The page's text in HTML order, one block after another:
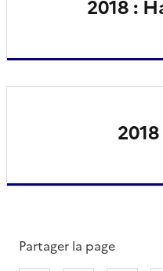
2018 :
Partager la page